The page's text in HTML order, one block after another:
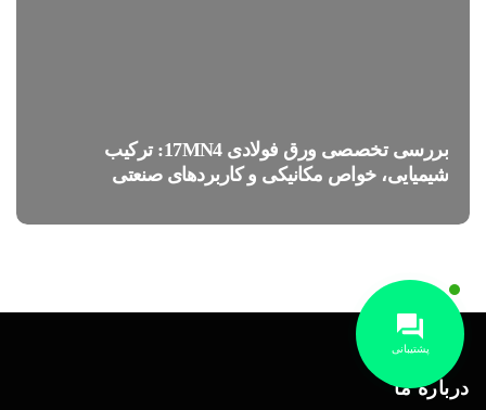
بررسی تخصصی ورق فولادی 17MN4: ترکیب
شیمیایی، خواص مکانیکی و کاربردهای صنعتی
درباره ما